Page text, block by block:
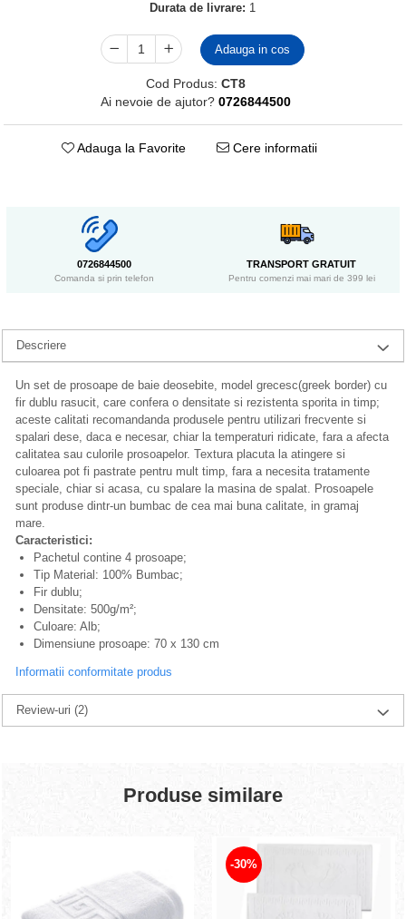
Durata de livrare: 1
Adauga in cos
Cod Produs: CT8
Ai nevoie de ajutor? 0726844500
Adauga la Favorite Cere informatii
0726844500
Comanda si prin telefon
TRANSPORT GRATUIT
Pentru comenzi mai mari de 399 lei
Descriere
Un set de prosoape de baie deosebite, model grecesc(greek border) cu
fir dublu rasucit, care confera o densitate si rezistenta sporita in timp;
aceste calitati recomandanda produsele pentru utilizari frecvente si
spalari dese, daca e necesar, chiar la temperaturi ridicate, fara a afecta
calitatea sau culorile prosoapelor. Textura placuta la atingere si
culoarea pot fi pastrate pentru mult timp, fara a necesita tratamente
speciale, chiar si acasa, cu spalare la masina de spalat. Prosoapele
sunt produse dintr-un bumbac de cea mai buna calitate, in gramaj
mare.
Caracteristici:
Pachetul contine 4 prosoape;
Tip Material: 100% Bumbac;
Fir dublu;
Densitate: 500g/m²;
Culoare: Alb;
Dimensiune prosoape: 70 x 130 cm
Informatii conformitate produs
Review-uri(2)
Produse similare
-30%